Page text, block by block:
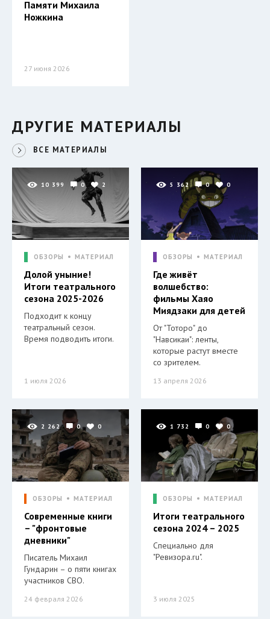
Памяти Михаила
Ножкина
27 июня 2026
ДРУГИЕ МАТЕРИАЛЫ
ВСЕ МАТЕРИАЛЫ
10 399 0 2
ОБЗОРЫ МАТЕРИАЛ
Долой уныние!
Итоги театрального
сезона 2025-2026
Подходит к концу
театральный сезон.
Время подводить итоги.
1 июля 2026
5 362 0 0
ОБЗОРЫ МАТЕРИАЛ
Где живёт
волшебство:
фильмы Хаяо
Миядзаки для детей
От "Тоторо" до
"Навсикаи": ленты,
которые растут вместе
со зрителем.
13 апреля 2026
2 262 0 0
ОБЗОРЫ МАТЕРИАЛ
Современные книги
– "фронтовые
дневники"
Писатель Михаил
Гундарин – о пяти книгах
участников СВО.
24 февраля 2026
1 732 0 0
ОБЗОРЫ МАТЕРИАЛ
Итоги театрального
сезона 2024 – 2025
Специально для
"Ревизора.ru".
3 июля 2025